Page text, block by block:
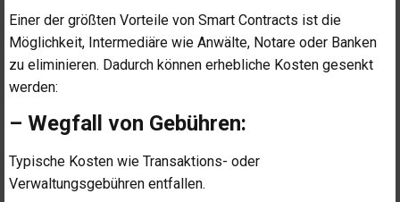
Einer der größten Vorteile von Smart Contracts ist die
Möglichkeit, Intermediäre wie Anwälte, Notare oder Banken
zu eliminieren. Dadurch können erhebliche Kosten gesenkt
werden:
– Wegfall von Gebühren:
Typische Kosten wie Transaktions- oder
Verwaltungsgebühren entfallen.